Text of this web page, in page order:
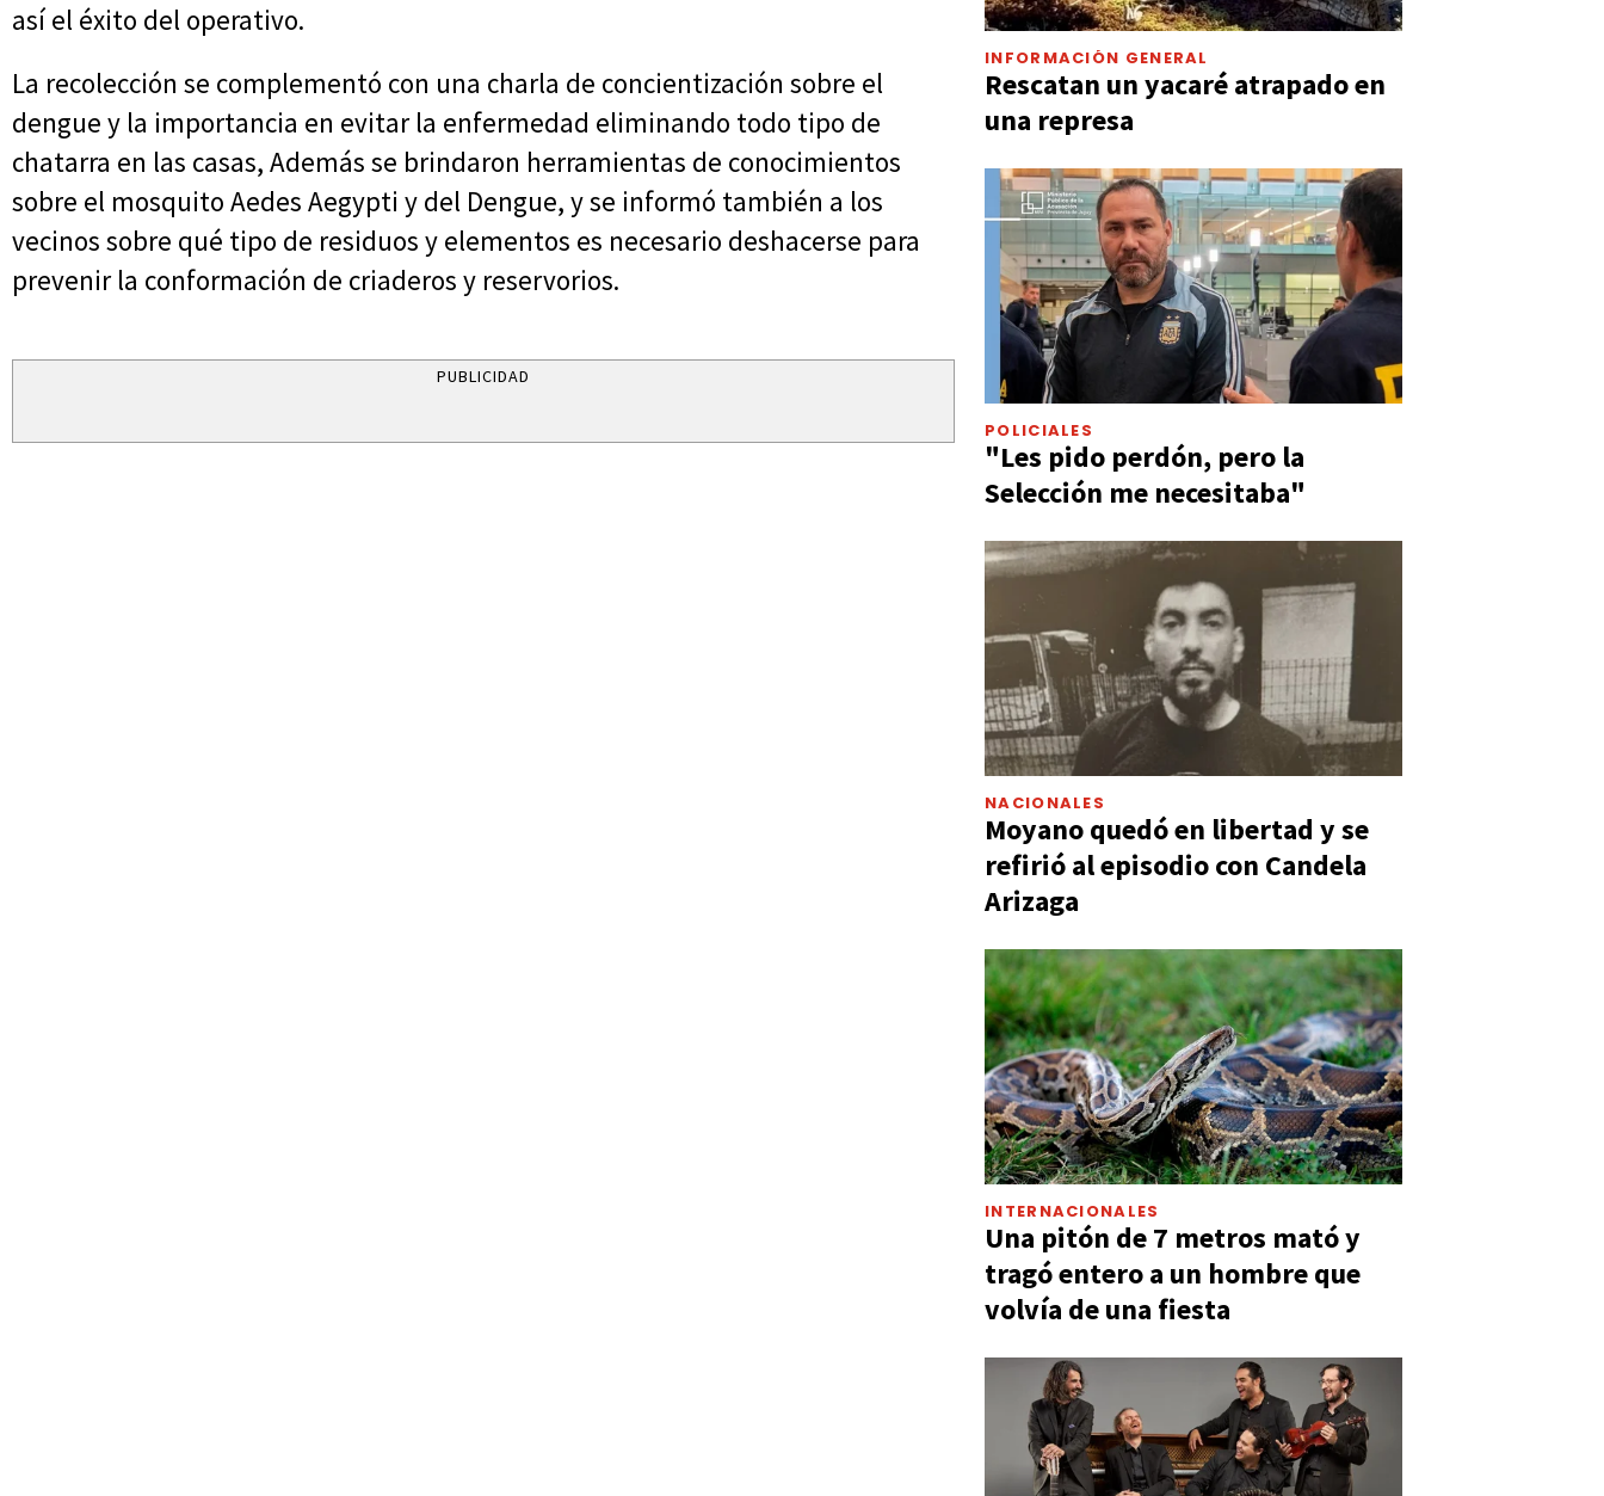
así el éxito del operativo.
La recolección se complementó con una charla de concientización sobre el
dengue y la importancia en evitar la enfermedad eliminando todo tipo de
chatarra en las casas, Además se brindaron herramientas de conocimientos
sobre el mosquito Aedes Aegypti y del Dengue, y se informó también a los
vecinos sobre qué tipo de residuos y elementos es necesario deshacerse para
prevenir la conformación de criaderos y reservorios.
PUBLICIDAD
INFORMACIÓN GENERAL
Rescatan un yacaré atrapado en
una represa
POLICIALES
"Les pido perdón, pero la
Selección me necesitaba"
NACIONALES
Moyano quedó en libertad y se
refirió al episodio con Candela
Arizaga
INTERNACIONALES
Una pitón de 7 metros mató y
tragó entero a un hombre que
volvía de una fiesta